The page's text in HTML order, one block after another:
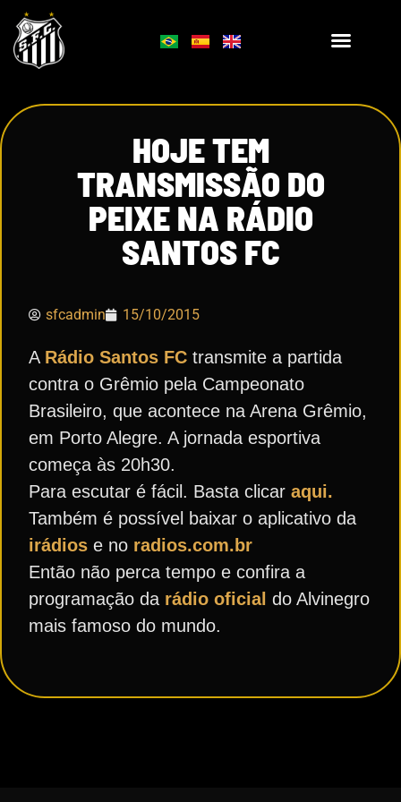
HOJE TEM
TRANSMISSÃO DO
PEIXE NA RÁDIO
SANTOS FC
sfcadmin 15/10/2015
A Rádio Santos FC transmite a partida
contra o Grêmio pela Campeonato
Brasileiro, que acontece na Arena Grêmio,
em Porto Alegre. A jornada esportiva
começa às 20h30.
Para escutar é fácil. Basta clicar aqui.
Também é possível baixar o aplicativo da
irádios e no radios.com.br
Então não perca tempo e confira a
programação da rádio oficial do Alvinegro
mais famoso do mundo.